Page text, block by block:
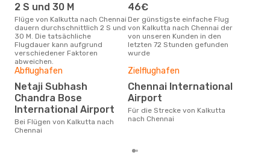
2 S und 30 M
Flüge von Kalkutta nach Chennai
dauern durchschnittlich 2 S und
30 M. Die tatsächliche
Flugdauer kann aufgrund
verschiedener Faktoren
abweichen.
46€
Der günstigste einfache Flug
von Kalkutta nach Chennai der
von unseren Kunden in den
letzten 72 Stunden gefunden
wurde
Abflughafen
Netaji Subhash
Chandra Bose
International Airport
Bei Flügen von Kalkutta nach
Chennai
Zielflughafen
Chennai International
Airport
Für die Strecke von Kalkutta
nach Chennai